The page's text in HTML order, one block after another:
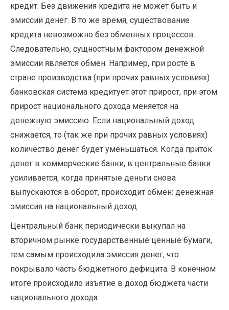
кредит. Без движения кредита не может быть и
эмиссии денег. В то же время, существование
кредита невозможно без обменных процессов.
Следовательно, сущностным фактором денежной
эмиссии является обмен. Например, при росте в
стране производства (при прочих равных условиях)
банковская система кредитует этот прирост, при этом
прирост национального дохода меняется на
денежную эмиссию. Если национальный доход
снижается, то (так же при прочих равных условиях)
количество денег будет уменьшаться. Когда приток
денег в коммерческие банки, в центральные банки
усиливается, когда принятые деньги снова
выпускаются в оборот, происходит обмен: денежная
эмиссия на национальный доход.
Центральный банк периодически выкупал на
вторичном рынке государственные ценные бумаги,
тем самым происходила эмиссия денег, что
покрывало часть бюджетного дефицита. В конечном
итоге происходило изъятие в доход бюджета части
национального дохода.